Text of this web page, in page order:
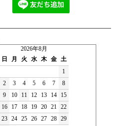
2026年8月
日
月 火 水 木 金 土
1
2
3 4 5 6 7
8
9
10 11 12 13 14
15
16
17 18 19 20 21 22
23 24 25 26 27 28 29